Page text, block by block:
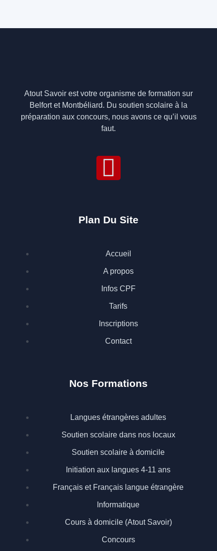
Atout Savoir est votre organisme de formation sur
Belfort et Montbéliard. Du soutien scolaire à la
préparation aux concours, nous avons ce qu’il vous
faut.
Plan Du Site
Accueil
A propos
Infos CPF
Tarifs
Inscriptions
Contact
Nos Formations
Langues étrangères adultes
Soutien scolaire dans nos locaux
Soutien scolaire à domicile
Initiation aux langues 4-11 ans
Français et Français langue étrangère
Informatique
Cours à domicile (Atout Savoir)
Concours